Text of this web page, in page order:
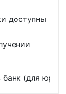
доступны
банк (для юр.